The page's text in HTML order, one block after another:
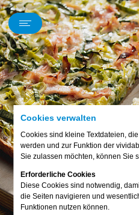
Cookies verwalten
Cookies sind kleine Textdateien,
werden und zur Funktion der
Sie zulassen möchten, können Sie
Erforderliche Cookies
Diese Cookies sind notwendig,
die Seiten navigieren und
Funktionen nutzen können.
Schwerpunkt
Mein Körper
Bewusst
Abo &